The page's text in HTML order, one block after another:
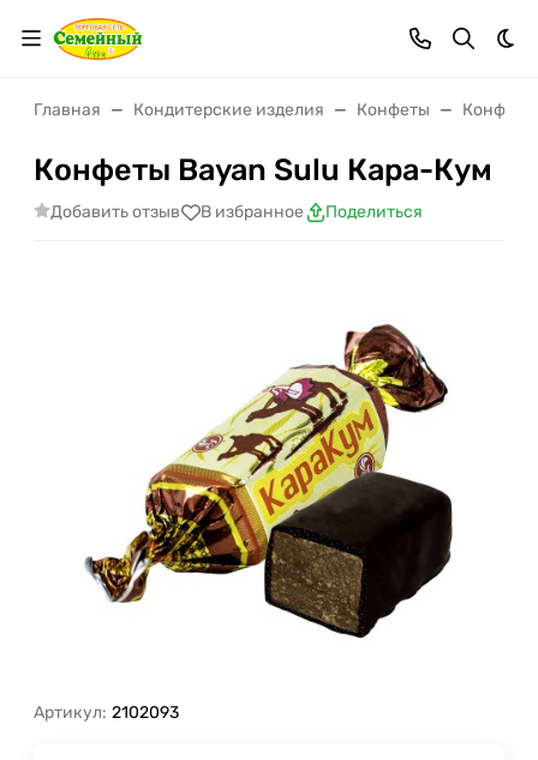
Главная Кондитерские изделия Конфеты
Конфеты Bayan Sulu Кара-Кум
Добавить отзыв В избранное Поделиться
Артикул: 2102093